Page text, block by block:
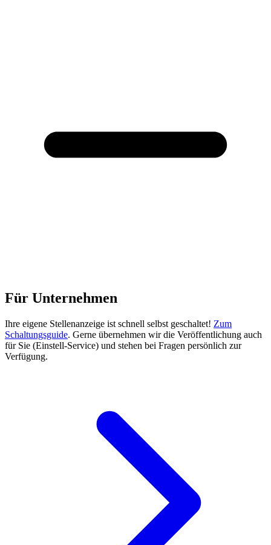
Für Unternehmen
Ihre eigene Stellenanzeige ist schnell selbst geschaltet! Zum
Schaltungsguide. Gerne übernehmen wir die Veröffentlichung auch
für Sie (Einstell-Service) und stehen bei Fragen persönlich zur
Verfügung.